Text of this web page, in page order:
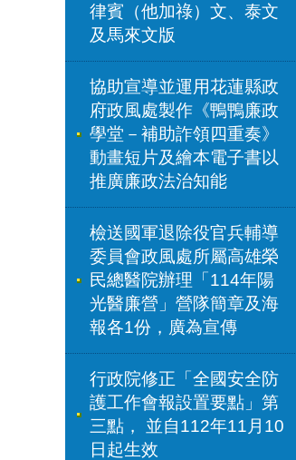
律賓（他加祿）文、泰文
及馬來文版
協助宣導並運用花蓮縣政
府政風處製作《鴨鴨廉政
學堂－補助詐領四重奏》
動畫短片及繪本電子書以
推廣廉政法治知能
檢送國軍退除役官兵輔導
委員會政風處所屬高雄榮
民總醫院辦理「114年陽
光醫廉營」營隊簡章及海
報各1份，廣為宣傳
行政院修正「全國安全防
護工作會報設置要點」第
三點， 並自112年11月10
日起生效